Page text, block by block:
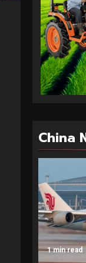
China
1 min read